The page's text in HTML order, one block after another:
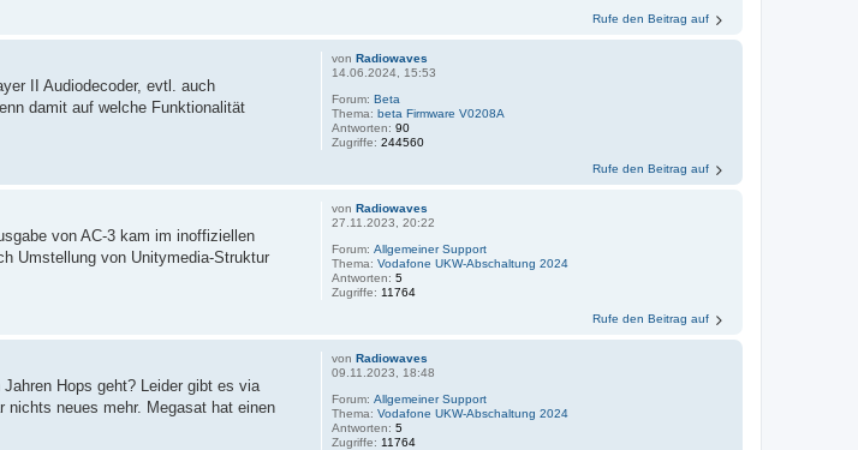
Rufe den Beitrag auf
vonRadiowaves
14.06.2024, 15:53
Forum:Beta
Thema:beta Firmware V0208A
Antworten:90
Zugriffe:244560
II Audiodecoder, evtl. auch
damit auf welche Funktionalität
Rufe den Beitrag auf
vonRadiowaves
27.11.2023, 20:22
Forum:Allgemeiner Support
Thema:Vodafone UKW-Abschaltung 2024
Antworten:5
Zugriffe: 11764
von AC-3 kam im inoffiziellen
Umstellung von Unitymedia-Struktur
Rufe den Beitrag auf
vonRadiowaves
09.11.2023, 18:48
Forum:Allgemeiner Support
Thema:Vodafone UKW-Abschaltung 2024
Antworten:5
Zugriffe: 11764
Hops geht? Leider gibt es via
neues mehr. Megasat hat einen